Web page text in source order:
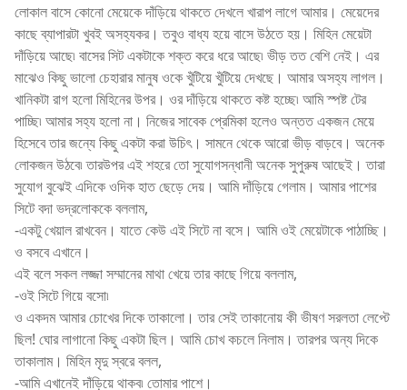
লোকাল বাসে কোনো মেয়েকে দাঁড়িয়ে থাকতে দেখলে খারাপ লাগে আমার। মেয়েদের
কাছে ব্যাপারটা খুবই অসহ্যকর। তবুও বাধ্য হয়ে বাসে উঠতে হয়। মিহিন মেয়েটা
দাঁড়িয়ে আছে৷ বাসের সিট একটাকে শক্ত করে ধরে আছে৷ ভীড় তত বেশি নেই। এর
মাঝেও কিছু ভালো চেহারার মানুষ ওকে খুঁটিয়ে খুঁটিয়ে দেখছে। আমার অসহ্য লাগল।
খানিকটা রাগ হলো মিহিনের উপর। ওর দাঁড়িয়ে থাকতে কষ্ট হচ্ছে৷ আমি স্পষ্ট টের
পাচ্ছি৷ আমার সহ্য হলো না। নিজের সাবেক প্রেমিকা হলেও অন্তত একজন মেয়ে
হিসেবে তার জন্যে কিছু একটা করা উচিৎ। সামনে থেকে আরো ভীড় বাড়বে। অনেক
লোকজন উঠবে৷ তারউপর এই শহরে তো সুযোগসন্ধানী অনেক সুপুরুষ আছেই। তারা
সুযোগ বুঝেই এদিকে ওদিক হাত ছেড়ে দেয়। আমি দাঁড়িয়ে গেলাম। আমার পাশের
সিটে বদা ভদ্রলোককে বললাম,
-একটু খেয়াল রাখবেন। যাতে কেউ এই সিটে না বসে। আমি ওই মেয়েটাকে পাঠাচ্ছি।
ও বসবে এখানে।
এই বলে সকল লজ্জা সম্মানের মাথা খেয়ে তার কাছে গিয়ে বললাম,
-ওই সিটে গিয়ে বসো৷
ও একদম আমার চোখের দিকে তাকালো। তার সেই তাকানোয় কী ভীষণ সরলতা লেপ্টে
ছিল! ঘোর লাগানো কিছু একটা ছিল। আমি চোখ কচলে নিলাম। তারপর অন্য দিকে
তাকালাম। মিহিন মৃদু স্বরে বলল,
-আমি এখানেই দাঁড়িয়ে থাকব৷ তোমার পাশে।